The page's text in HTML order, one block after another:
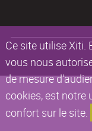
Ce site utilise Xiti.
vous nous
de mesure
cookies, est notre
confort sur le site.